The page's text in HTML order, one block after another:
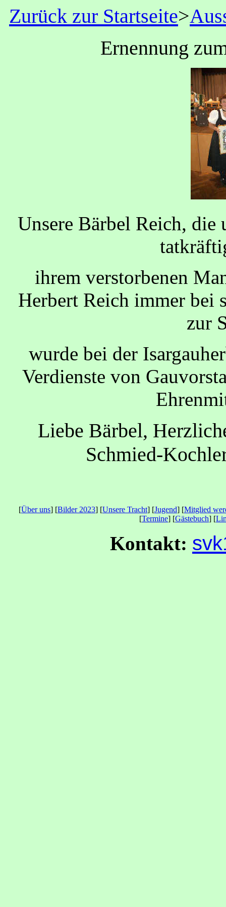
Zurück zur Startseite>
Ernennung
Unsere Bärbel Reich,
ihrem verstorbenen
Herbert Reich immer bei
zur
wurde bei der
Verdienste von
Liebe Bärbel,
Schmied-
[Über uns] [Bilder 2023] [Unsere Tracht] [Jugend] [Mitglied
[Termine] [Gästebuch] [
Kontakt: